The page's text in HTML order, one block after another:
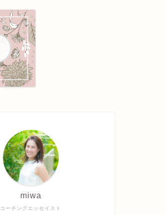
コーチングエッセイスト
miwa